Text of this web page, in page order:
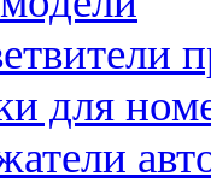
для